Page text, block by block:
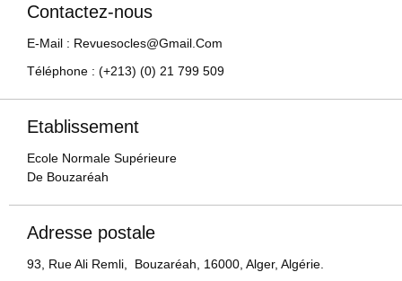
Contactez-nous
E-Mail : Revuesocles@gmail.com
Téléphone : (+213) (0) 21 799 509
Etablissement
Ecole Normale Supérieure
De Bouzaréah
Adresse postale
93, Rue Ali Remli, Bouzaréah, 16000, Alger, Algérie.